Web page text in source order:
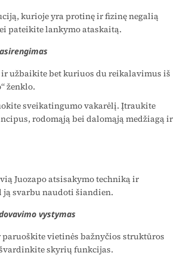
kurioje yra protinę ir fizinę negalią
pateikite lankymo ataskaitą.
užbaikite bet kuriuos du reikalavimus iš
ženklo.
sveikatingumo vakarėlį. Įtraukite
rodomąją bei dalomąją medžiagą ir
Juozapo atsisakymo techniką ir
svarbu naudoti šiandien.
vystymas
vietinės bažnyčios struktūros
skyrių funkcijas.